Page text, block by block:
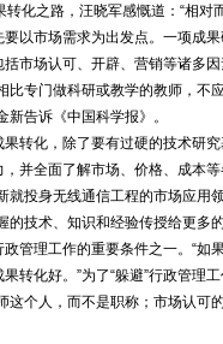
转化之路，汪晓军感慨道：“相对
以市场需求为出发点。一项成
市场认可、开辟、营销等诸多因
比专门做科研或教学的教师，
新告诉《中国科学报》。
转化，除了要有过硬的技术研
并全面了解市场、价格、成本等
就投身无线通信工程的市场应用
的技术、知识和经验传授给更多
管理工作的重要条件之一。“
转化好。”为了“躲避”行政管理工
这个人，而不是职称；市场认